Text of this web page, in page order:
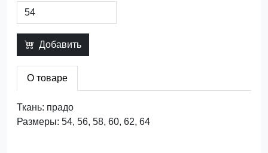
Добавить
О товаре
Ткань: прадо
Размеры: 54, 56, 58, 60, 62, 64